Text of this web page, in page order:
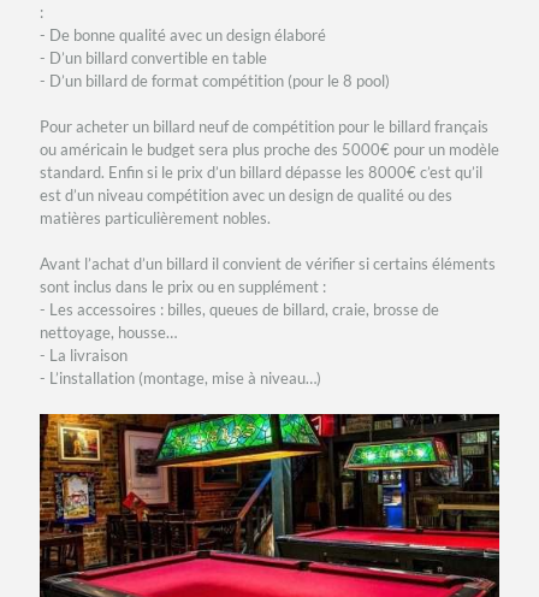
:
- De bonne qualité avec un design élaboré
- D’un billard convertible en table
- D’un billard de format compétition (pour le 8 pool)
Pour acheter un billard neuf de compétition pour le billard français
ou américain le budget sera plus proche des 5000€ pour un modèle
standard. Enfin si le prix d’un billard dépasse les 8000€ c’est qu’il
est d’un niveau compétition avec un design de qualité ou des
matières particulièrement nobles.
Avant l’achat d’un billard il convient de vérifier si certains éléments
sont inclus dans le prix ou en supplément :
- Les accessoires : billes, queues de billard, craie, brosse de
nettoyage, housse…
- La livraison
- L’installation (montage, mise à niveau…)